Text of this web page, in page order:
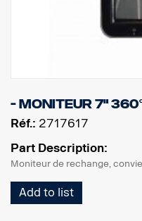
- Moniteur 7"
Réf.: 2717617
Part Description:
Moniteur de rechange,
Add to list